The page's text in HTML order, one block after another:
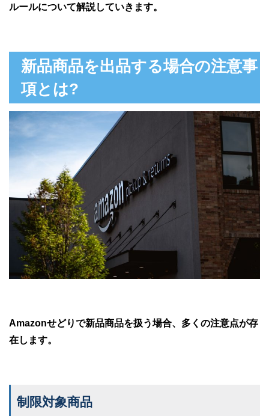
ルールについて解説していきます。
新品商品を出品する場合の注意事
項とは?
Amazonせどりで新品商品を扱う場合、多くの注意点が存
在します。
制限対象商品